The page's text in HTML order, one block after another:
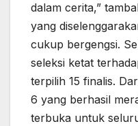
dalam cerita,”
yang
cukup bergengsi.
seleksi ketat
terpilih 15 finalis.
6 yang berhasil
terbuka untuk